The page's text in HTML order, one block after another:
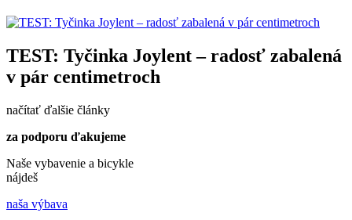
TEST: Tyčinka Joylent – radosť zabalená
v pár centimetroch
načítať ďalšie články
za podporu ďakujeme
Naše vybavenie a bicykle
nájdeš
naša výbava